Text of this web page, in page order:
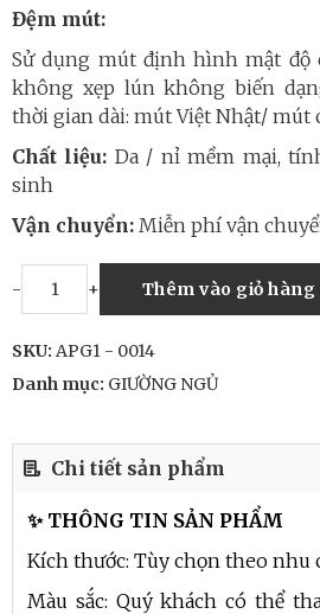
Đệm mút:
Sử dụng mút định hình mật độ
không xẹp lún không biến
thời gian dài: mút Việt Nhật/ mút
Chất liệu: Da / nỉ mềm mại,
sinh
Vận chuyển: Miễn phí vận
- + Thêm vào giỏ hàng
SKU: APG1 - 0014
Danh mục: GIƯỜNG NGỦ
Chi tiết sản phẩm
✨ THÔNG TIN SẢN PHẨM
Kích thước: Tùy chọn theo nhu
Màu sắc: Quý khách có thể